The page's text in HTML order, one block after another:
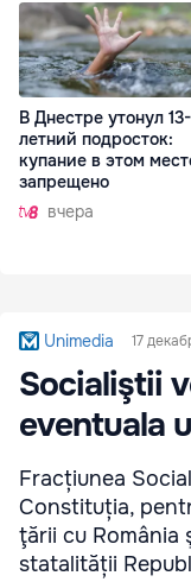
В Днестре утонул 13-
летний подросток:
купание в этом
запрещено
вчера
Unimedia 17
Socialiştii
eventuala
Fracțiunea
Constituția,
ţării cu România
statalității